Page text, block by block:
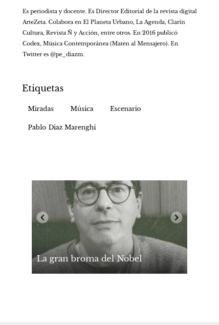
Es periodista y docente. Es Director Editorial de la revista digital
ArteZeta. Colabora en El Planeta Urbano, La Agenda, Clarín
Cultura, Revista Ñ y Acción, entre otros. En 2016 publicó
Codex, Música Contemporánea (Maten al Mensajero). En
Twitter es @pe_diazm.
Etiquetas
Miradas Música Escenario
Pablo Diaz Marenghi
La gran broma del Nobel